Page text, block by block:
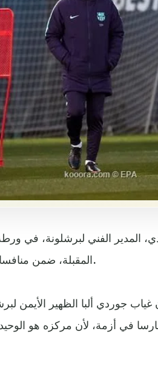
المدير الفني لبرشلونة، في ورطة
المقبلة، ضمن منافسات الجولة الـ23 من الليجا.
جوردي ألبا الظهير الأيمن
في أزمة، لأن مركزه هو